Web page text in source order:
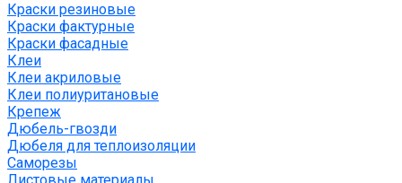
Краски резиновые
Краски фактурные
Краски фасадные
Клеи
Клеи акриловые
Клеи полиуритановые
Крепеж
Дюбель-гвозди
Дюбеля для теплоизоляции
Саморезы